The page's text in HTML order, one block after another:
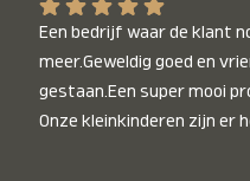
Een bedrijf waar de klant
meer.Geweldig goed en
gestaan.Een super mooi
Onze kleinkinderen zijn er